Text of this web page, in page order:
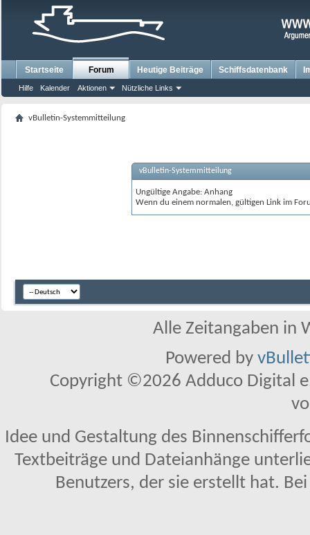
Startseite Forum
Hilfe Kalender Aktionen Nützliche Links
Heutige Beiträge Schiffsdatenbank
vBulletin-Systemmitteilung
vBulletin-Systemmitteilung
Ungültige Angabe: Anhang
Wenn du einem normalen, gültigen Link im
Alle Zeitangaben in
Powered by
Copyright ©2026 Adduco Digital
Idee und Gestaltung des
Textbeiträge und Dateianhänge
Benutzers, der sie erstellt hat.